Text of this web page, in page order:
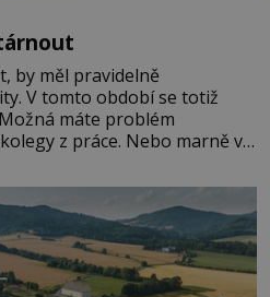
by měl pravidelně
V tomto období se totiž
máte problém
z práce. Nebo marně v
jako kdyby se paměť